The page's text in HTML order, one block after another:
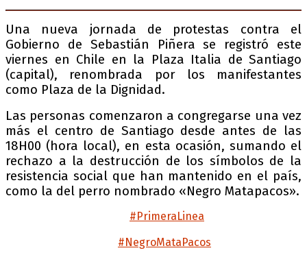
Una nueva jornada de protestas contra el
Gobierno de Sebastián Piñera se registró este
viernes en Chile en la Plaza Italia de Santiago
(capital), renombrada por los manifestantes
como Plaza de la Dignidad.
Las personas comenzaron a congregarse una vez
más el centro de Santiago desde antes de las
18H00 (hora local), en esta ocasión, sumando el
rechazo a la destrucción de los símbolos de la
resistencia social que han mantenido en el país,
como la del perro nombrado «Negro Matapacos».
#PrimeraLinea
#NegroMataPacos